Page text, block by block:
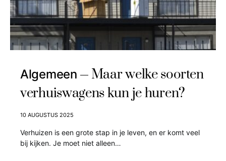
Algemeen
Maar welke soorten
verhuiswagens kun je huren?
10 AUGUSTUS 2025
Verhuizen is een grote stap in je leven, en er komt veel
bij kijken. Je moet niet alleen…